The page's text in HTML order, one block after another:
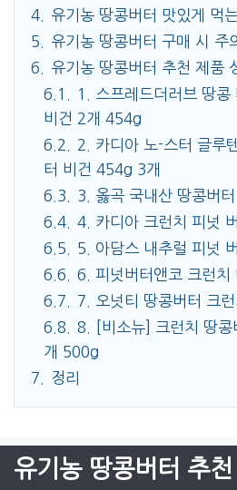
4.
유기농 땅콩버터 맛있게 먹
5.
유기농 땅콩버터 구매 시 주
6.
유기농 땅콩버터 추천 제품
6.1.
1. 스프레드더러브 땅콩
비건 2개 454g
6.2.
2. 카디아 노-스터 글루
터 비건 454g 3개
6.3.
3. 옳곡 국내산 땅콩버
6.4.
4. 카디아 크런치 피넛
6.5.
5. 아담스 내추럴 피넛
6.6.
6. 피넛버터앤코 크런치
6.7.
7. 오넛티 땅콩버터 크
6.8.
8. [비소뉴] 크런치 땅
개 500g
7.
정리
유기농 땅콩버터 추